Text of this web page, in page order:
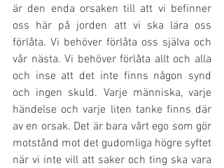
är den enda orsaken till att vi befinner
oss här på jorden att vi ska lära oss
förlåta. Vi behöver förlåta oss själva och
vår nästa. Vi behöver förlåta allt och alla
och inse att det inte finns någon synd
och ingen skuld. Varje människa, varje
händelse och varje liten tanke finns där
av en orsak. Det är bara vårt ego som gör
motstånd mot det gudomliga högre syftet
när vi inte vill att saker och ting ska vara